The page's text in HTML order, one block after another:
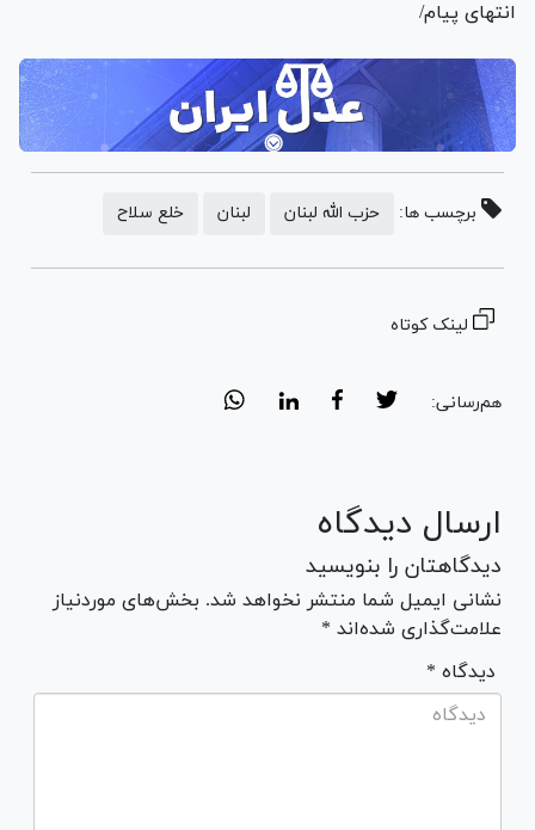
انتهای پیام/
برچسب ها: حزب الله لبنان لبنان خلع سلاح
لینک کوتاه
هم‌رسانی:
ارسال دیدگاه
دیدگاهتان را بنویسید
نشانی ایمیل شما منتشر نخواهد شد. بخش‌های موردنیاز
علامت‌گذاری شده‌اند *
* دیدگاه